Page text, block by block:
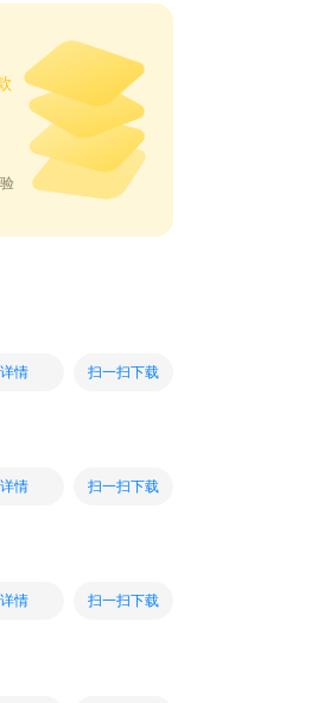
详情 扫一扫下载
详情 扫一扫下载
详情 扫一扫下载